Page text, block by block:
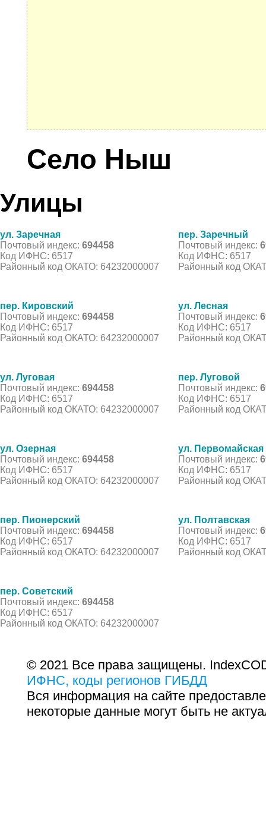
Село Ныш
Улицы
ул. Заречная
Почтовый индекс: 694458
Код ИФНС: 6517
Районный код ОКАТО: 64232000007
пер. Заречный
Почтовый индекс:
Код ИФНС: 6517
Районный код
пер. Кировский
Почтовый индекс: 694458
Код ИФНС: 6517
Районный код ОКАТО: 64232000007
ул. Лесная
Почтовый индекс:
Код ИФНС: 6517
Районный код
ул. Луговая
Почтовый индекс: 694458
Код ИФНС: 6517
Районный код ОКАТО: 64232000007
пер. Луговой
Почтовый индекс:
Код ИФНС: 6517
Районный код
ул. Озерная
Почтовый индекс: 694458
Код ИФНС: 6517
Районный код ОКАТО: 64232000007
ул. Первомайская
Почтовый индекс:
Код ИФНС: 6517
Районный код
пер. Пионерский
Почтовый индекс: 694458
Код ИФНС: 6517
Районный код ОКАТО: 64232000007
ул. Полтавская
Почтовый индекс:
Код ИФНС: 6517
Районный код
пер. Советский
Почтовый индекс: 694458
Код ИФНС: 6517
Районный код ОКАТО: 64232000007
© 2021 Все права защищены.
ИФНС, коды регионов ГИБДД
Вся информация на сайте
некоторые данные могут быть не